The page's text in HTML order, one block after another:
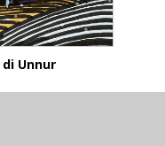
Unnur